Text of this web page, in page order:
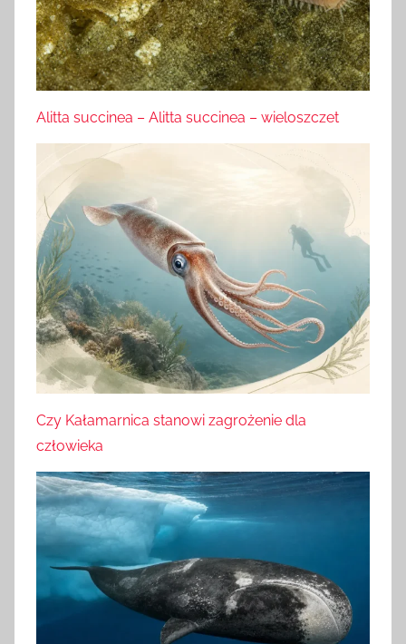
Alitta succinea – Alitta succinea – wieloszczet
Czy Kałamarnica stanowi zagrożenie dla
człowieka